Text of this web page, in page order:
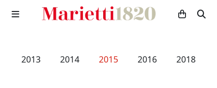
2013 2014 2015 2016 2018